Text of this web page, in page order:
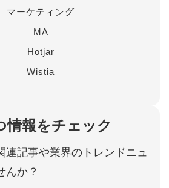
マーケティング
MA
Hotjar
Wistia
情報をチェック
連記事や業界のトレンドニュ
んか？